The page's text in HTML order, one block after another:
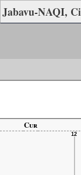
Jabavu-NAQI,
Cur